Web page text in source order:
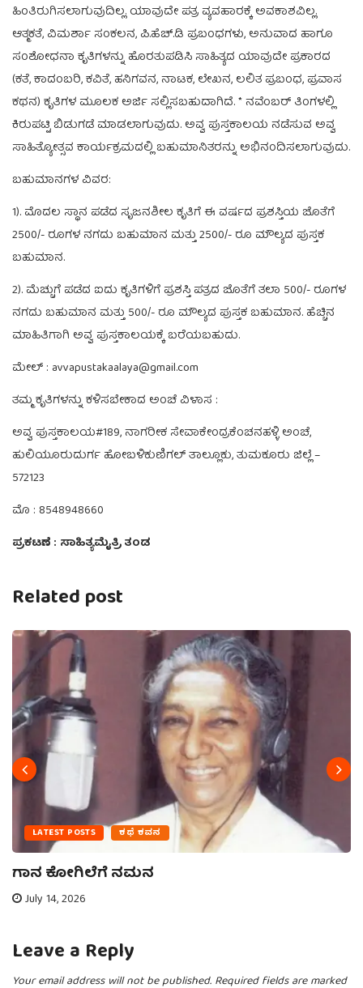
ಹಿಂತಿರುಗಿಸಲಾಗುವುದಿಲ್ಲ. ಯಾವುದೇ ಪತ್ರ ವ್ಯವಹಾರಕ್ಕೆ ಅವಕಾಶವಿಲ್ಲ.
ಆತ್ಮಕತೆ, ವಿಮರ್ಶಾ ಸಂಕಲನ, ಪಿ.ಹೆಚ್.ಡಿ ಪ್ರಬಂಧಗಳು, ಅನುವಾದ ಹಾಗೂ
ಸಂಶೋಧನಾ ಕೃತಿಗಳನ್ನು ಹೊರತುಪಡಿಸಿ ಸಾಹಿತ್ಯದ ಯಾವುದೇ ಪ್ರಕಾರದ
(ಕತೆ, ಕಾದಂಬರಿ, ಕವಿತೆ, ಹನಿಗವನ, ನಾಟಕ, ಲೇಖನ, ಲಲಿತ ಪ್ರಬಂಧ, ಪ್ರವಾಸ
ಕಥನ) ಕೃತಿಗಳ ಮೂಲಕ ಅರ್ಜಿ ಸಲ್ಲಿಸಬಹುದಾಗಿದೆ. * ನವೆಂಬರ್ ತಿಂಗಳಲ್ಲಿ
ಕಿರುಪಟ್ಟಿ ಬಿಡುಗಡೆ ಮಾಡಲಾಗುವುದು. ಅವ್ವ ಪುಸ್ತಕಾಲಯ ನಡೆಸುವ ಅವ್ವ
ಸಾಹಿತ್ಯೋತ್ಸವ ಕಾರ್ಯಕ್ರಮದಲ್ಲಿ ಬಹುಮಾನಿತರನ್ನು ಅಭಿನಂದಿಸಲಾಗುವುದು.
ಬಹುಮಾನಗಳ ವಿವರ:
1). ಮೊದಲ ಸ್ಥಾನ ಪಡೆದ ಸೃಜನಶೀಲ ಕೃತಿಗೆ ಈ ವರ್ಷದ ಪ್ರಶಸ್ತಿಯ ಜೊತೆಗೆ
2500/- ರೂಗಳ ನಗದು ಬಹುಮಾನ ಮತ್ತು 2500/- ರೂ ಮೌಲ್ಯದ ಪುಸ್ತಕ
ಬಹುಮಾನ.
2). ಮೆಚ್ಚುಗೆ ಪಡೆದ ಐದು ಕೃತಿಗಳಿಗೆ ಪ್ರಶಸ್ತಿ ಪತ್ರದ ಜೊತೆಗೆ ತಲಾ 500/- ರೂಗಳ
ನಗದು ಬಹುಮಾನ ಮತ್ತು 500/- ರೂ ಮೌಲ್ಯದ ಪುಸ್ತಕ ಬಹುಮಾನ. ಹೆಚ್ಚಿನ
ಮಾಹಿತಿಗಾಗಿ ಅವ್ವ ಪುಸ್ತಕಾಲಯಕ್ಕೆ ಬರೆಯಬಹುದು.
ಮೇಲ್ : avvapustakaalaya@gmail.com
ತಮ್ಮ ಕೃತಿಗಳನ್ನು ಕಳಿಸಬೇಕಾದ ಅಂಚೆ ವಿಳಾಸ :
ಅವ್ವ ಪುಸ್ತಕಾಲಯ#189, ನಾಗರೀಕ ಸೇವಾಕೇಂದ್ರಕೆಂಚನಹಳ್ಳಿ ಅಂಚೆ,
ಹುಲಿಯೂರುದುರ್ಗ ಹೋಬಳಿಕುಣಿಗಲ್ ತಾಲ್ಲೂಕು, ತುಮಕೂರು ಜಿಲ್ಲೆ –
572123
ಮೊ : 8548948660
ಪ್ರಕಟಣೆ : ಸಾಹಿತ್ಯಮೈತ್ರಿ ತಂಡ
Related post
LATEST POSTS ಕಥೆ ಕವನ
ಗಾನ ಕೋಗಿಲೆಗೆ ನಮನ
July 14, 2026
Leave a Reply
Your email address will not be published. Required fields are marked